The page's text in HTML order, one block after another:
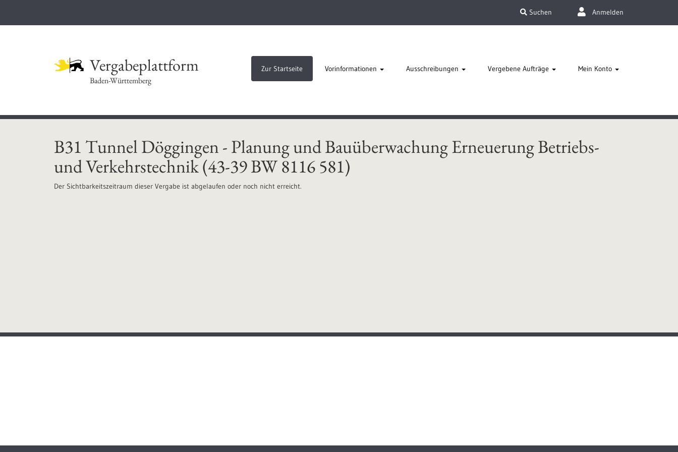
Suchen Anmelden
Vergabeplattform
Baden-Württemberg
Zur Startseite Vorinformationen Ausschreibungen Vergebene Aufträge Mein Konto
B31 Tunnel Döggingen - Planung und Bauüberwachung Erneuerung Betriebs-
und Verkehrstechnik (43-39 BW 8116 581)
Der Sichtbarkeitszeitraum dieser Vergabe ist abgelaufen oder noch nicht erreicht.